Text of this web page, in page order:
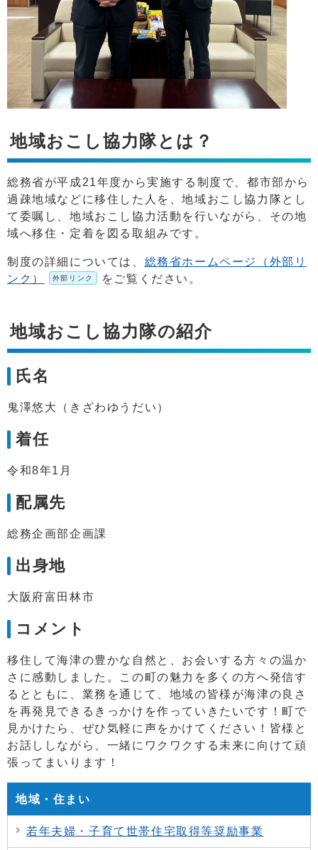
地域おこし協力隊とは？
総務省が平成21年度から実施する制度で、都市部から
過疎地域などに移住した人を、地域おこし協力隊とし
て委嘱し、地域おこし協力活動を行いながら、その地
域へ移住・定着を図る取組みです。
制度の詳細については、 総務省ホームページ（外部リ
ンク）
外部リンク をご覧ください。
地域おこし協力隊の紹介
氏名
鬼澤悠大（きざわゆうだい）
着任
令和8年1月
配属先
総務企画部企画課
出身地
大阪府富田林市
コメント
移住して海津の豊かな自然と、お会いする方々の温か
さに感動しました。この町の魅力を多くの方へ発信す
るとともに、業務を通じて、地域の皆様が海津の良さ
を再発見できるきっかけを作っていきたいです！町で
見かけたら、ぜひ気軽に声をかけてください！皆様と
お話ししながら、一緒にワクワクする未来に向けて頑
張ってまいります！
地域・住まい
若年夫婦・子育て世帯住宅取得等奨励事業